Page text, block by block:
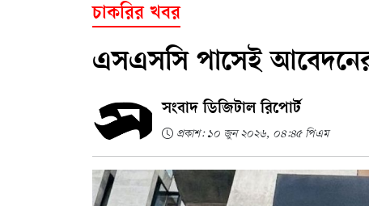
চাকরির খবর
এসএসসি পাসেই
সংবাদ ডিজিটাল রিপোর্ট
প্রকাশ: ১০ জুন ২০২৬, ০৪:৪৫ পিএম